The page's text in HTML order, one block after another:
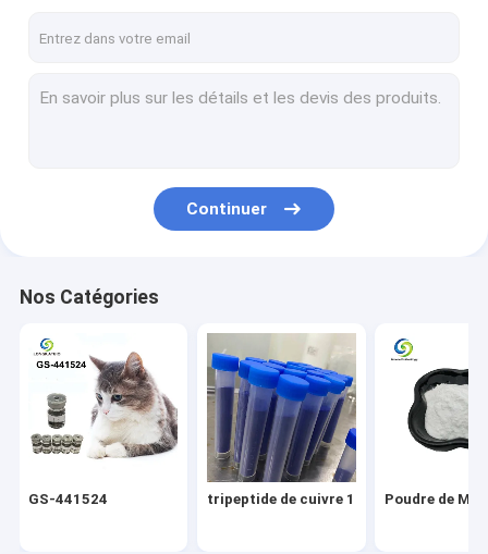
Eau de Bac
Poudre de NMN
Matière première de cosmétiques
Additif naturel
Poudre de Phenibut
Péptide de perte de poids
Continuer
Nos Catégories
GS-441524 tripeptide de cuivre 1 Poudre de